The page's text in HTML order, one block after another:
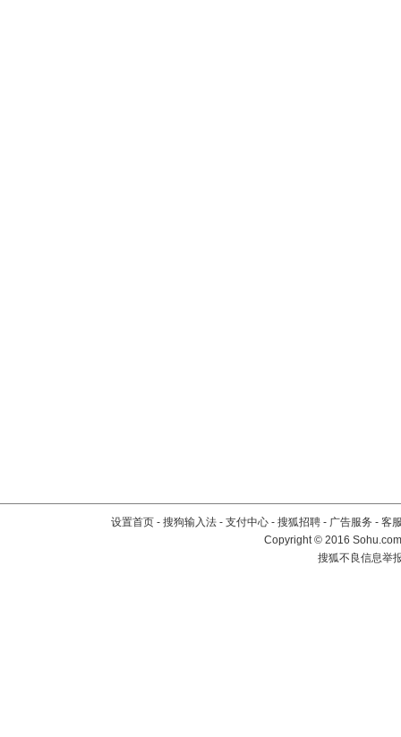
设置首页 - 搜狗输入法 - 支付中心 - 搜狐招聘 - 广告服务 - 客
Copyright©2016
搜狐不良信息举